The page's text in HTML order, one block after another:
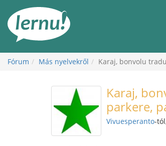
Fórum Más nyelvekről Karaj, bonvolu
Karaj,
parkere,
Vivuesperanto-